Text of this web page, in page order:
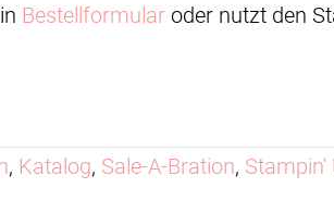
Bestellformular oder nutzt den
, Katalog, Sale-A-Bration, Stampin'